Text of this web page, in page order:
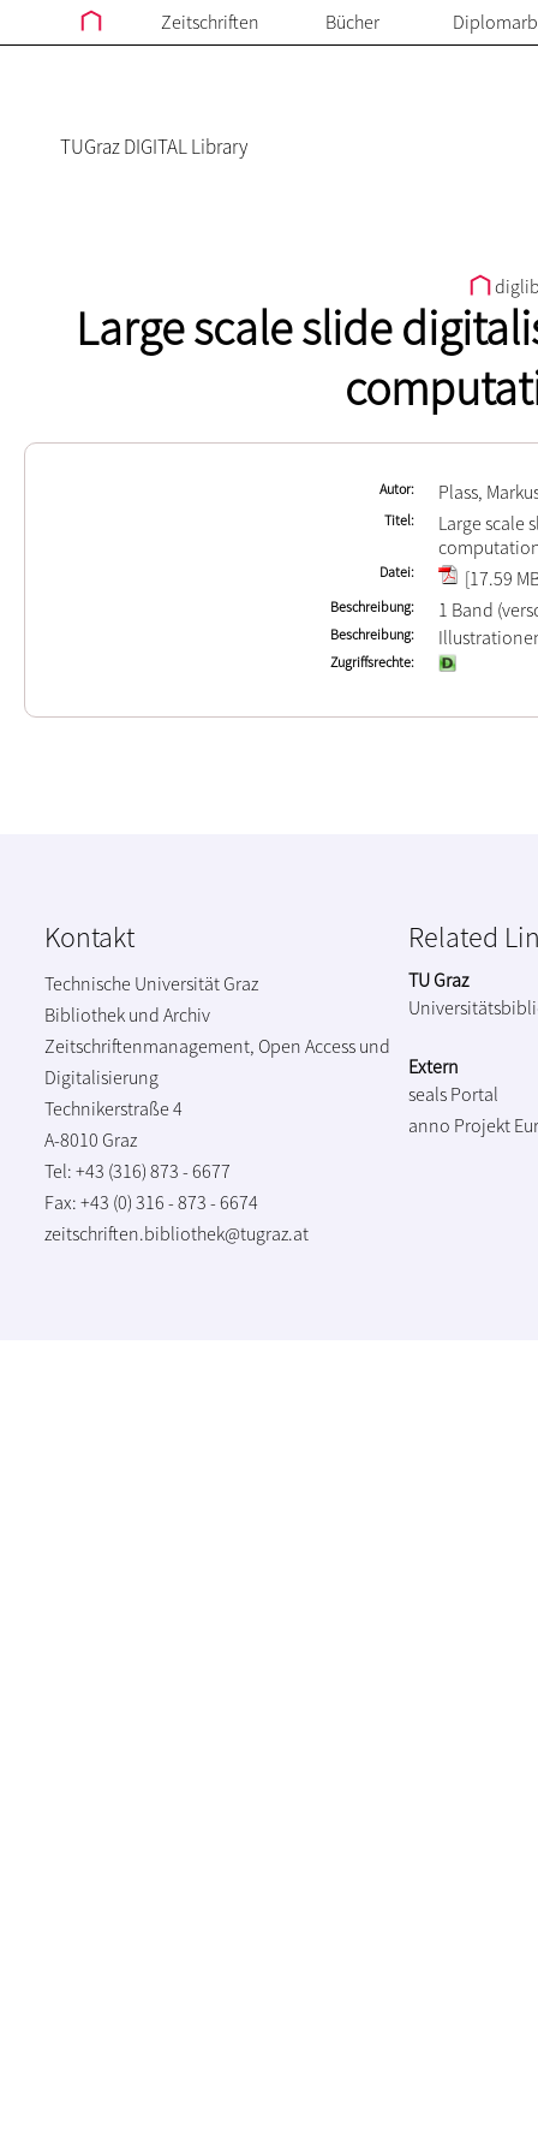
Zeitschriften Bücher
TUGraz DIGITAL Library
Large scale slide
Autor Plass,
Titel
Large scale
Datei [17.59
Beschreibung 1 Band
Beschreibung
Zugriffsrechte
Kontakt
Technische Universität Graz
Bibliothek und Archiv
Zeitschriftenmanagement, Open Access und
Digitalisierung
Technikerstraße 4
A-8010 Graz
Tel: +43 (316) 873 - 6677
Fax: +43 (0) 316 - 873 - 6674
zeitschriften.bibliothek@tugraz.at
Related
TU Graz
Extern
seals Portal
anno Projekt